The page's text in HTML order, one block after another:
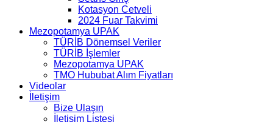
Kotasyon Cetveli
2024 Fuar Takvimi
Mezopotamya UPAK
TÜRİB Dönemsel Veriler
TÜRİB İşlemler
Mezopotamya UPAK
TMO Hububat Alım Fiyatları
Videolar
İletişim
Bize Ulaşın
İletişim Listesi